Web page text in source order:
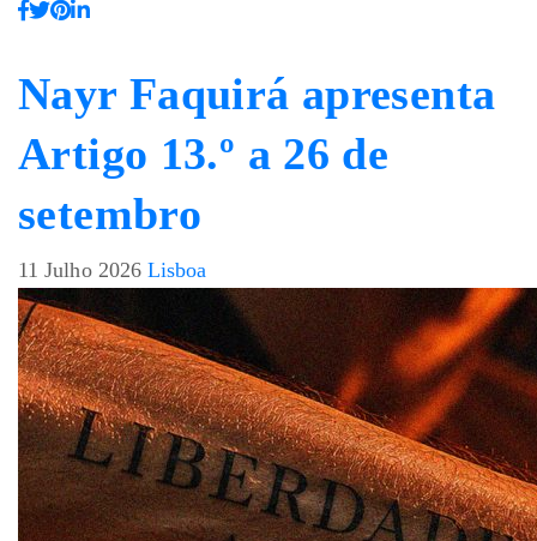
Nayr Faquirá apresenta
Artigo 13.º a 26 de
setembro
11 Julho 2026 Lisboa